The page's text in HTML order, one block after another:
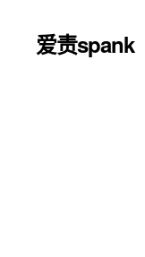
爱责spank